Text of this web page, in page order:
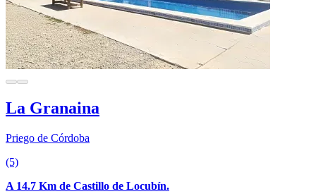
La Granaina
Priego de Córdoba
(5)
A 14.7 Km de Castillo de Locubín.